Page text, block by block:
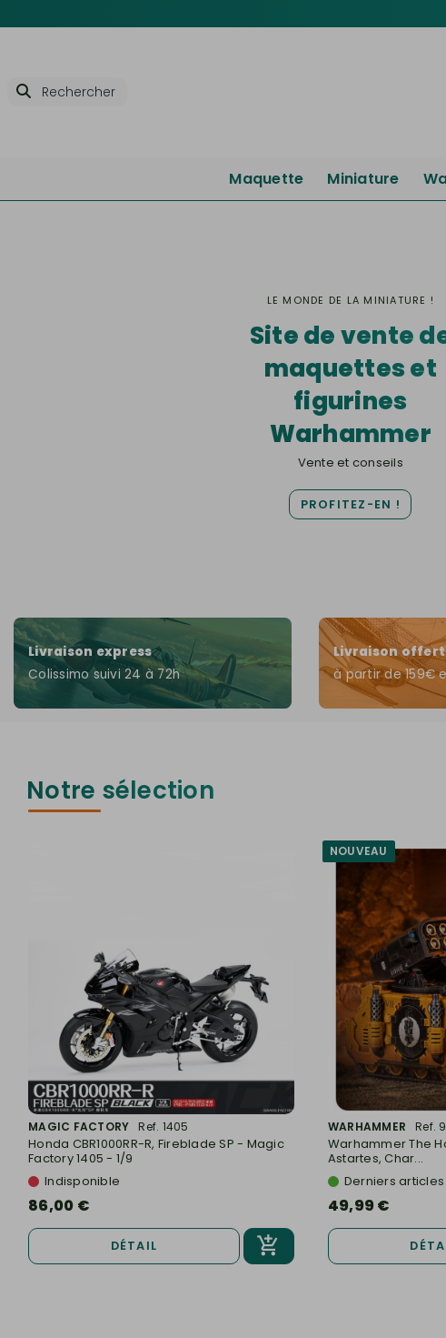
Maquette Miniature
LE MONDE DE LA MINIATURE !
Site de vente
maquettes et
figurines
Warhammer
Vente et conseils
PROFITEZ-EN !
Livraison express
Colissimo suivi 24 à 72h
Livraison
à partir de 159€
Notre sélection
MAGIC FACTORY Ref. 1405
Honda CBR1000RR-R, Fireblade SP - Magic
Factory 1405 - 1/9
Indisponible
86,00 €
DÉTAIL
NOUVEAU
WARHAMMER Ref.
Warhammer The
Astartes, Char...
Derniers articles
49,99 €